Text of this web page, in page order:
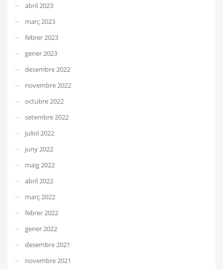
abril 2023
març 2023
febrer 2023
gener 2023
desembre 2022
novembre 2022
octubre 2022
setembre 2022
juliol 2022
juny 2022
maig 2022
abril 2022
març 2022
febrer 2022
gener 2022
desembre 2021
novembre 2021